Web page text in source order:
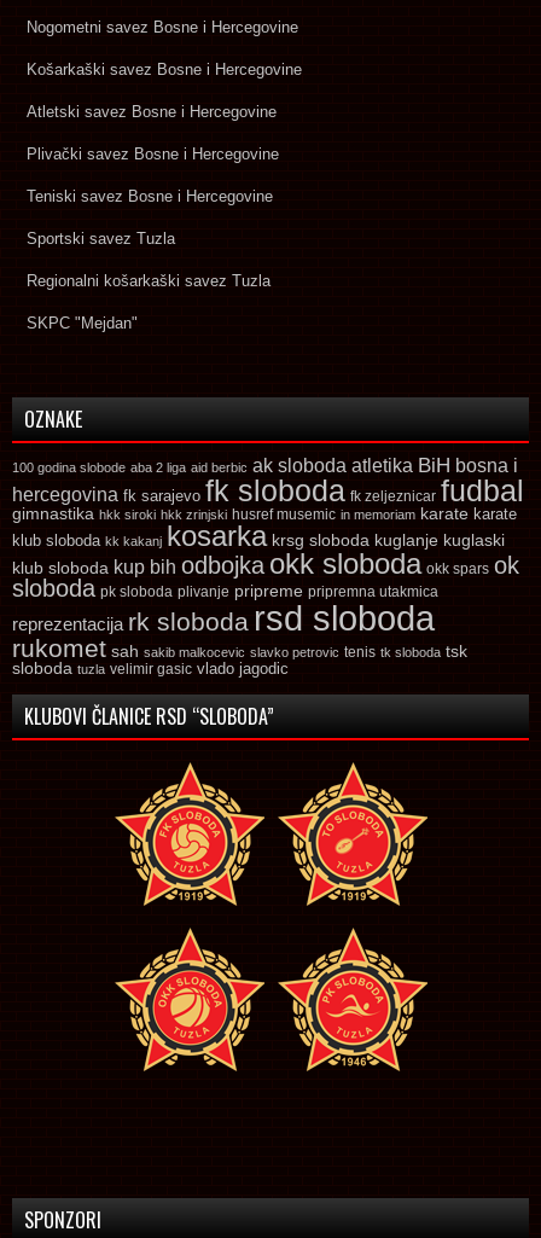
Nogometni savez Bosne i Hercegovine
Košarkaški savez Bosne i Hercegovine
Atletski savez Bosne i Hercegovine
Plivački savez Bosne i Hercegovine
Teniski savez Bosne i Hercegovine
Sportski savez Tuzla
Regionalni košarkaški savez Tuzla
SKPC "Mejdan"
OZNAKE
100 godina slobode aba 2 liga aid berbic ak sloboda atletika BiH bosna i
hercegovina fk sarajevo fk sloboda fk zeljeznicar fudbal
gimnastika hkk siroki hkk zrinjski husref musemic in memoriam karate karate
klub sloboda kk kakanj kosarka krsg sloboda kuglanje kuglaski
klub sloboda kup bih odbojka okk sloboda okk spars ok
sloboda pk sloboda plivanje pripreme pripremna utakmica
reprezentacija rk sloboda rsd sloboda
rukomet sah sakib malkocevic slavko petrovic tenis tk sloboda tsk
sloboda tuzla velimir gasic vlado jagodic
KLUBOVI ČLANICE RSD “SLOBODA”
SPONZORI